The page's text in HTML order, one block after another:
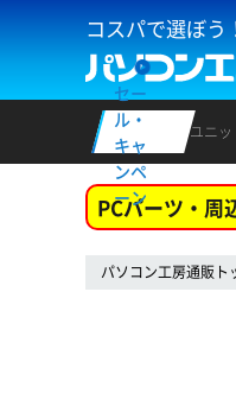
コスパで選ぼう
セー
ル・
キャ
ンペ
ーン
ユニ
PCパーツ・周
パソコン工房通販ト